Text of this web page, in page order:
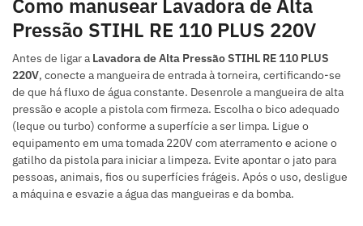
Como manusear Lavadora de Alta
Pressão STIHL RE 110 PLUS 220V
Antes de ligar a Lavadora de Alta Pressão STIHL RE 110 PLUS
220V, conecte a mangueira de entrada à torneira, certificando-se
de que há fluxo de água constante. Desenrole a mangueira de alta
pressão e acople a pistola com firmeza. Escolha o bico adequado
(leque ou turbo) conforme a superfície a ser limpa. Ligue o
equipamento em uma tomada 220V com aterramento e acione o
gatilho da pistola para iniciar a limpeza. Evite apontar o jato para
pessoas, animais, fios ou superfícies frágeis. Após o uso, desligue
a máquina e esvazie a água das mangueiras e da bomba.